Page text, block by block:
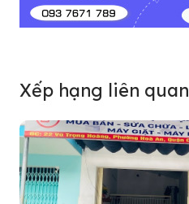
Xếp hạng liên quan